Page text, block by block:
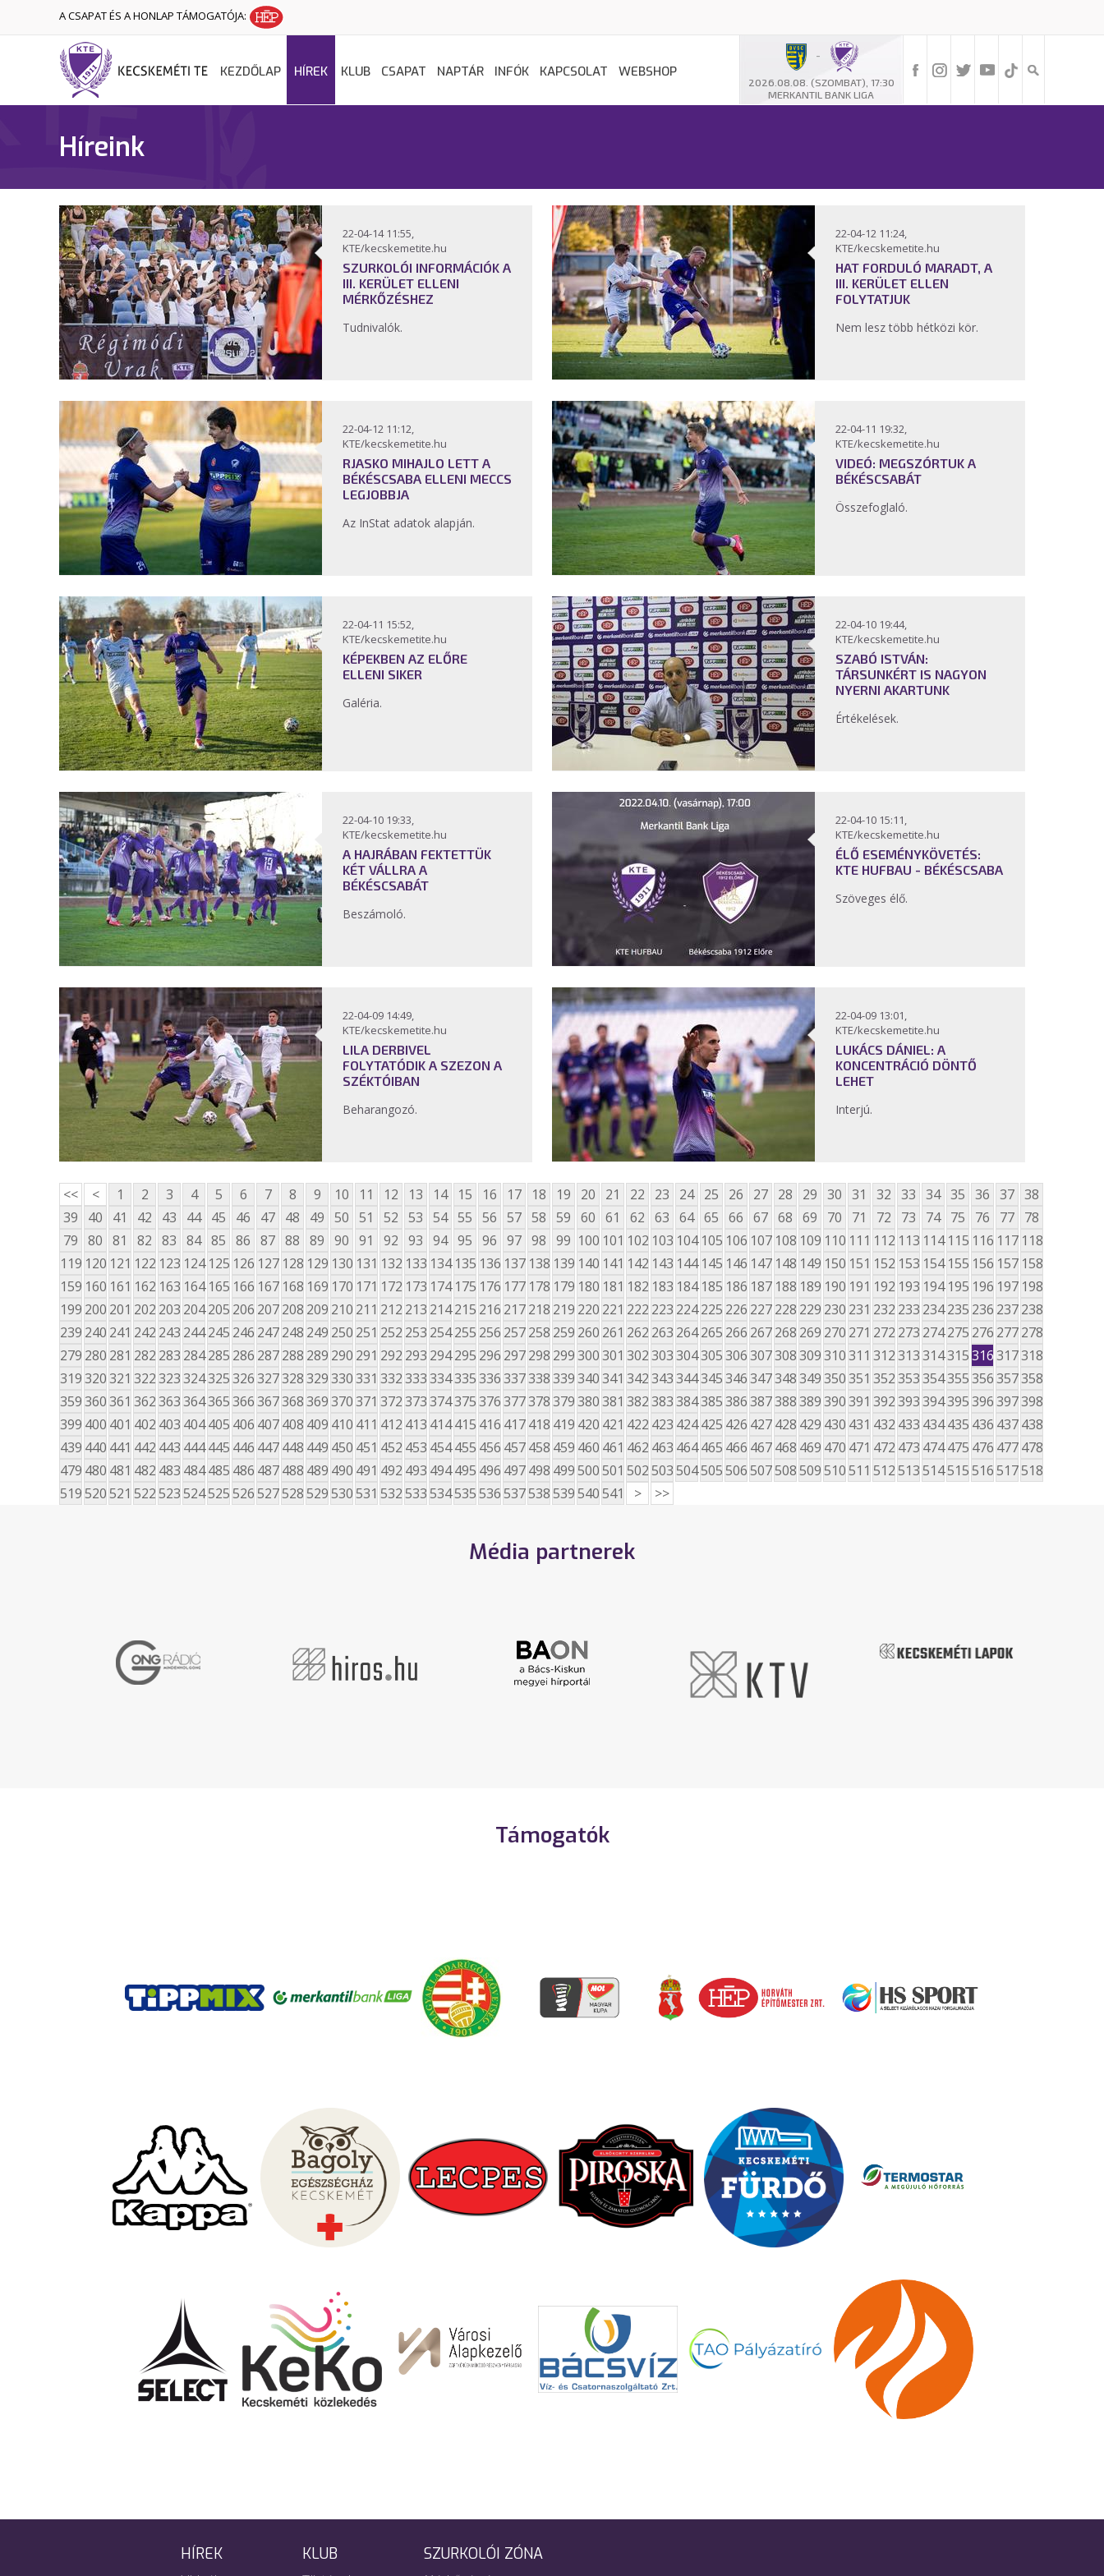
A CSAPAT ÉS A HONLAP TÁMOGATÓJA:
-
2026.08.08. (SZOMBAT), 17:30
MERKANTIL BANK LIGA
KEZDŐLAP HÍREK KLUB CSAPAT NAPTÁR INFÓK KAPCSOLAT WEBSHOP
Híreink
22-04-14 11:55,
KTE/kecskemetite.hu
SZURKOLÓI INFORMÁCIÓK A
III. KERÜLET ELLENI
MÉRKŐZÉSHEZ
Tudnivalók.
22-04-12 11:24,
KTE/kecskemetite.hu
HAT FORDULÓ MARADT, A
III. KERÜLET ELLEN
FOLYTATJUK
Nem lesz több hétközi kör.
22-04-12 11:12,
KTE/kecskemetite.hu
RJASKO MIHAJLO LETT A
BÉKÉSCSABA ELLENI MECCS
LEGJOBBJA
Az InStat adatok alapján.
22-04-11 19:32,
KTE/kecskemetite.hu
VIDEÓ: MEGSZÓRTUK A
BÉKÉSCSABÁT
Összefoglaló.
22-04-11 15:52,
KTE/kecskemetite.hu
KÉPEKBEN AZ ELŐRE
ELLENI SIKER
Galéria.
22-04-10 19:44,
KTE/kecskemetite.hu
SZABÓ ISTVÁN:
TÁRSUNKÉRT IS NAGYON
NYERNI AKARTUNK
Értékelések.
22-04-10 19:33,
KTE/kecskemetite.hu
A HAJRÁBAN FEKTETTÜK
KÉT VÁLLRA A
BÉKÉSCSABÁT
Beszámoló.
22-04-10 15:11,
KTE/kecskemetite.hu
ÉLŐ ESEMÉNYKÖVETÉS:
KTE HUFBAU - BÉKÉSCSABA
Szöveges élő.
22-04-09 14:49,
KTE/kecskemetite.hu
LILA DERBIVEL
FOLYTATÓDIK A SZEZON A
SZÉKTÓIBAN
Beharangozó.
22-04-09 13:01,
KTE/kecskemetite.hu
LUKÁCS DÁNIEL: A
KONCENTRÁCIÓ DÖNTŐ
LEHET
Interjú.
<< < 1 2 3 4 5 6 7 8 9 10 11 12 13 14 15 16 17 18 19 20 21 22 23 24 25 26 27 28 29 30 31 32 33 34 35 36 37 38
39
40 41 42 43 44 45 46 47 48 49 50 51 52 53 54 55 56 57 58 59 60 61 62 63 64 65 66 67 68 69 70 71 72 73 74 75 76 77 78
79 80 81 82 83 84 85 86 87 88 89 90 91 92 93 94 95 96 97 98 99 100 101 102 103 104 105 106 107 108 109 110 111 112 113 114 115 116 117 118
119 120 121 122 123 124 125 126 127 128 129 130 131 132 133 134 135 136 137 138 139 140 141 142 143 144 145 146 147 148 149 150 151 152 153 154 155 156 157 158
159 160 161 162 163 164 165 166 167 168 169 170 171 172 173 174 175 176 177 178 179 180 181 182 183 184 185 186 187 188 189 190 191 192 193 194 195 196 197 198
199 200 201 202 203 204205 206 207208 209 210 211 212 213 214215 216 217218 219 220 221 222 223 224225 226 227228 229 230 231 232 233 234235 236 237238
239 240 241 242 243 244245 246 247248 249 250 251 252 253 254255 256 257258 259 260 261 262 263 264265 266 267268 269 270 271 272 273 274275 276 277278
279 280 281 282 283 284285 286 287288 289 290 291 292 293 294295 296 297298 299300301 302303304305306307308309310311 312313314315316317318
319320321 322323324325326327328329330331 332333334335336337338339340341 342343344345346347348349350351 352353354355356357358
359360361 362363364365366367368369370371 372373374375376377378379380381 382383384385386387388389390391 392393394395396397398
399 400 401 402 403 404405 406 407408 409 410 411 412 413 414415 416 417418 419 420 421 422 423 424425 426 427428 429 430 431 432 433 434435 436 437438
439 440 441 442 443 444445 446 447448 449 450 451 452 453 454455 456 457458 459 460 461 462 463 464465 466 467468 469 470 471 472 473 474475 476 477478
479 480 481 482 483 484485 486 487488 489 490 491 492 493 494495 496 497498 499500501 502503504505506507508509510511 512513514515516517518
519520521 522523524525526527528529530531 532533534535536537538539540541 > >>
Média partnerek
Támogatók
HÍREK KLUB SZURKOLÓI ZÓNA